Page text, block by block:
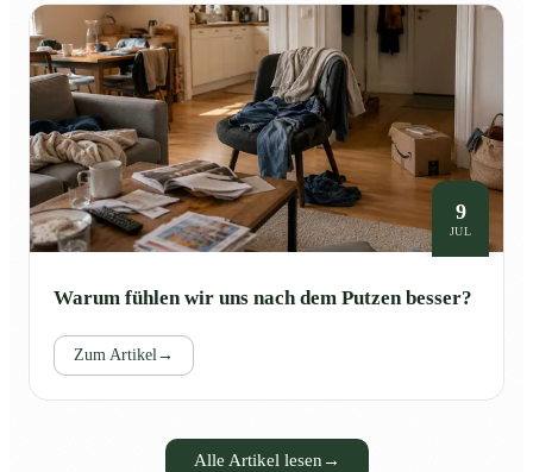
9
JUL
Warum fühlen wir uns nach dem Putzen besser?
Zum Artikel→
Alle Artikel lesen →